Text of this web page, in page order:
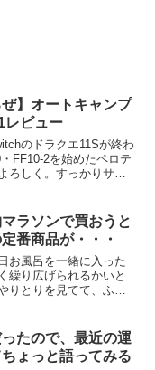
ぜ】オートキャンプ
レビュー
のドラクエ11Sが終わ
FF10-2を始めたペロテ
ろしく。すっかりサボ
購入今年もこちらの本
ラソンで買おうと
番商品が・・・
お風呂を一緒に入った
繰り広げられるかいと
りとりを見てて、ふと
りとり・・・かい
ラトゥーンご...
たので、最近の運
ょっと語ってみる